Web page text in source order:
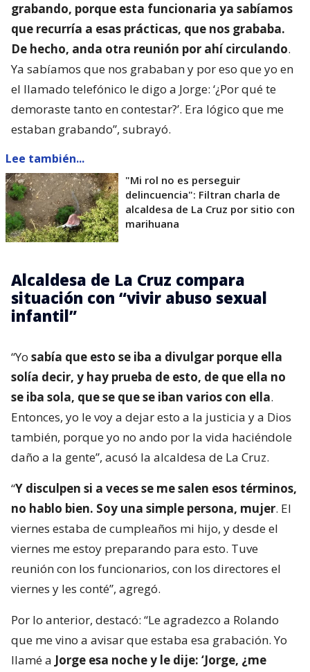
grabando, porque esta funcionaria ya sabíamos
que recurría a esas prácticas, que nos grababa.
De hecho, anda otra reunión por ahí circulando.
Ya sabíamos que nos grababan y por eso que yo en
el llamado telefónico le digo a Jorge: ‘¿Por qué te
demoraste tanto en contestar?’. Era lógico que me
estaban grabando”, subrayó.
Lee también...
"Mi rol no es perseguir
delincuencia": Filtran charla de
alcaldesa de La Cruz por sitio con
marihuana
Alcaldesa de La Cruz compara
situación con “vivir abuso sexual
infantil”
“Yo sabía que esto se iba a divulgar porque ella
solía decir, y hay prueba de esto, de que ella no
se iba sola, que se que se iban varios con ella.
Entonces, yo le voy a dejar esto a la justicia y a Dios
también, porque yo no ando por la vida haciéndole
daño a la gente”, acusó la alcaldesa de La Cruz.
“Y disculpen si a veces se me salen esos términos,
no hablo bien. Soy una simple persona, mujer. El
viernes estaba de cumpleaños mi hijo, y desde el
viernes me estoy preparando para esto. Tuve
reunión con los funcionarios, con los directores el
viernes y les conté”, agregó.
Por lo anterior, destacó: “Le agradezco a Rolando
que me vino a avisar que estaba esa grabación. Yo
llamé a Jorge esa noche y le dije: ‘Jorge, ¿me